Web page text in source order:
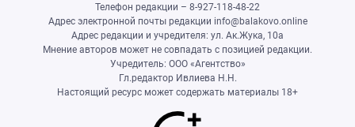
Телефон редакции – 8-927-118-48-22
Адрес электронной почты редакции info@balakovo.online
Адрес редакции и учредителя: ул. Ак.Жука, 10а
Мнение авторов может не совпадать с позицией редакции.
Учредитель: ООО «Агентство»
Гл.редактор Ивлиева Н.Н.
Настоящий ресурс может содержать материалы 18+